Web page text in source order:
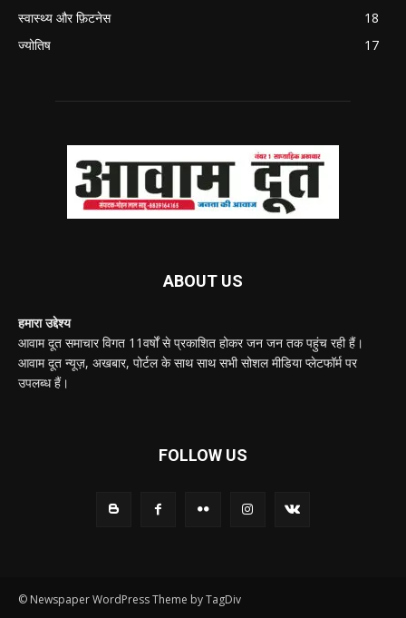
स्वास्थ्य और फ़िटनेस
18
ज्योतिष
17
ABOUT US
हमारा उद्देश्य
आवाम दूत समाचार विगत 11वर्षों से प्रकाशित होकर जन जन तक पहुंच रही हैं।
आवाम दूत न्यूज़, अखबार, पोर्टल के साथ साथ सभी सोशल मीडिया प्लेटफॉर्म पर
उपलब्ध हैं।
FOLLOW US
© Newspaper WordPress Theme by TagDiv